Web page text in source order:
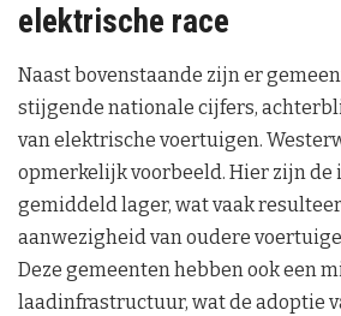
elektrische race
Naast bovenstaande zijn er
stijgende nationale cijfers,
van elektrische voertuigen.
opmerkelijk voorbeeld. Hier zijn de
gemiddeld lager, wat vaak
aanwezigheid van oudere
Deze gemeenten hebben ook een
laadinfrastructuur, wat de adoptie